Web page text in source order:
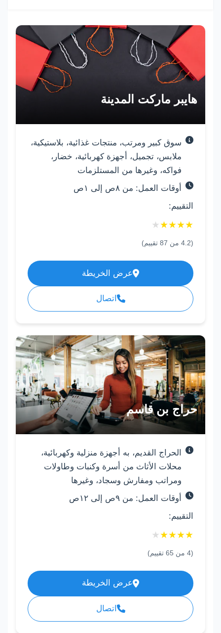
قائمة المولات والأسواق
هايبر ماركت المدينة
سوق كبير ومرتب، منتجات غذائية، بلاستيكية،
ملابس، تجميل، أجهزة كهربائية، خضار،
فواكه، وغيرها من المستلزمات
أوقات العمل: من ٨ص إلى ١ص
التقييم:
★
★
★
★
★
(
4.2 من 87 تقييم)
عرض الخريطة
اتصال
حراج بن قاسم
الحراج القديم، به أجهزة منزلية وكهربائية،
محلات الأثاث من أسرة وكنبات وطاولات
ومراتب ومفارش وسجاد، وغيرها
أوقات العمل: من ٩ص إلى ١٢ص
التقييم:
★
★
★
★
★
(
4 من 65 تقييم)
عرض الخريطة
اتصال